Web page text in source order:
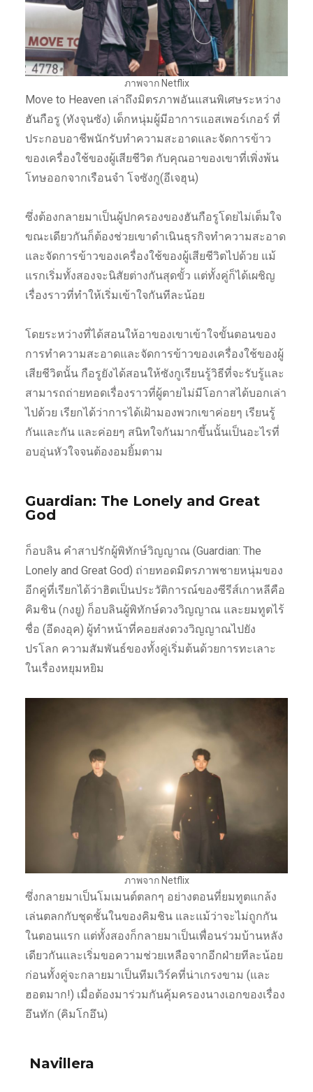
ภาพจาก Netflix
Move to Heaven เล่าถึงมิตรภาพอันแสนพิเศษระหว่าง
ฮันกือรู (ทังจุนซัง) เด็กหนุ่มผู้มีอาการแอสเพอร์เกอร์ ที่
ประกอบอาชีพนักรับทำความสะอาดและจัดการข้าว
ของเครื่องใช้ของผู้เสียชีวิต กับคุณอาของเขาที่เพิ่งพ้น
โทษออกจากเรือนจำ โจซังกู(อีเจฮุน)
ซึ่งต้องกลายมาเป็นผู้ปกครองของฮันกือรูโดยไม่เต็มใจ
ขณะเดียวกันก็ต้องช่วยเขาดำเนินธุรกิจทำความสะอาด
และจัดการข้าวของเครื่องใช้ของผู้เสียชีวิตไปด้วย แม้
แรกเริ่มทั้งสองจะนิสัยต่างกันสุดขั้ว แต่ทั้งคู่ก็ได้เผชิญ
เรื่องราวที่ทำให้เริ่มเข้าใจกันทีละน้อย
โดยระหว่างที่ได้สอนให้อาของเขาเข้าใจขั้นตอนของ
การทำความสะอาดและจัดการข้าวของเครื่องใช้ของผู้
เสียชีวิตนั้น กือรูยังได้สอนให้ซังกูเรียนรู้วิธีที่จะรับรู้และ
สามารถถ่ายทอดเรื่องราวที่ผู้ตายไม่มีโอกาสได้บอกเล่า
ไปด้วย เรียกได้ว่าการได้เฝ้ามองพวกเขาค่อยๆ เรียนรู้
กันและกัน และค่อยๆ สนิทใจกันมากขึ้นนั้นเป็นอะไรที่
อบอุ่นหัวใจจนต้องอมยิ้มตาม
Guardian: The Lonely and Great
God
ก็อบลิน คําสาปรักผู้พิทักษ์วิญญาณ (Guardian: The
Lonely and Great God) ถ่ายทอดมิตรภาพชายหนุ่มของ
อีกคู่ที่เรียกได้ว่าฮิตเป็นประวัติการณ์ของซีรีส์เกาหลีคือ
คิมชิน (กงยู) ก็อบลินผู้พิทักษ์ดวงวิญญาณ และยมทูตไร้
ชื่อ (อีดงอุค) ผู้ทำหน้าที่คอยส่งดวงวิญญาณไปยัง
ปรโลก ความสัมพันธ์ของทั้งคู่เริ่มต้นด้วยการทะเลาะ
ในเรื่องหยุมหยิม
ภาพจาก Netflix
ซึ่งกลายมาเป็นโมเมนต์ตลกๆ อย่างตอนที่ยมทูตแกล้ง
เล่นตลกกับชุดชั้นในของคิมชิน และแม้ว่าจะไม่ถูกกัน
ในตอนแรก แต่ทั้งสองก็กลายมาเป็นเพื่อนร่วมบ้านหลัง
เดียวกันและเริ่มขอความช่วยเหลือจากอีกฝ่ายทีละน้อย
ก่อนทั้งคู่จะกลายมาเป็นทีมเวิร์คที่น่าเกรงขาม (และ
ฮอตมาก!) เมื่อต้องมาร่วมกันคุ้มครองนางเอกของเรื่อง
อึนทัก (คิมโกอึน)
Navillera